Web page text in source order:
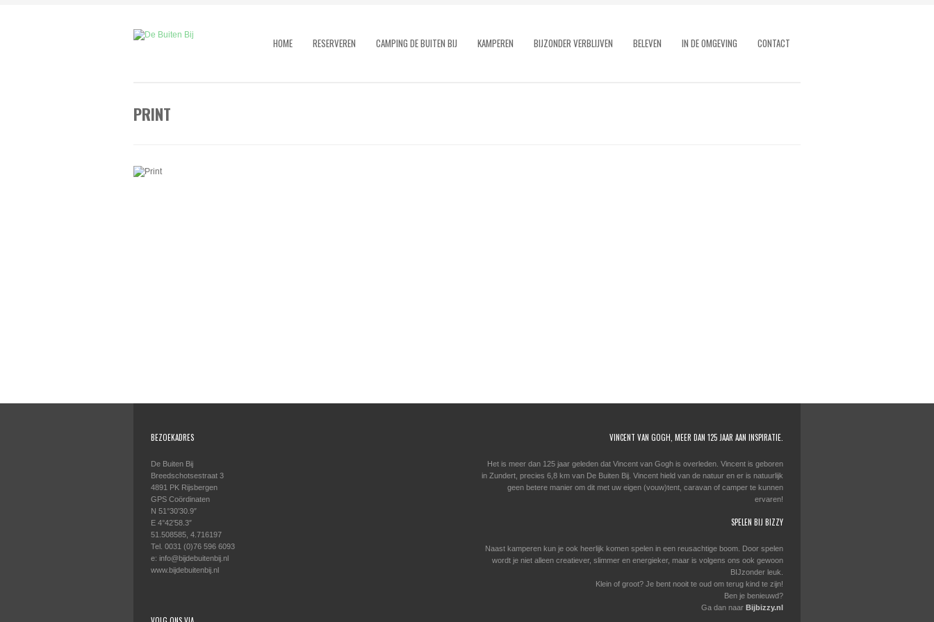
HOME RESERVEREN CAMPING DE BUITEN BIJ KAMPEREN BIJZONDER VERBLIJVEN BELEVEN IN DE OMGEVING CONTACT
PRINT
BEZOEKADRES
De Buiten Bij
Breedschotsestraat 3
4891 PK Rijsbergen
GPS Coördinaten
N 51°30’30.9″
E 4°42’58.3″
51.508585, 4.716197
Tel. 0031 (0)76 596 6093
e: info@bijdebuitenbij.nl
www.bijdebuitenbij.nl
VINCENT VAN GOGH, MEER DAN 125 JAAR AAN INSPIRATIE.
Het is meer dan 125 jaar geleden dat Vincent van Gogh is overleden. Vincent is geboren
in Zundert, precies 6,8 km van De Buiten Bij. Vincent hield van de natuur en er is natuurlijk
geen betere manier om dit met uw eigen (vouw)tent, caravan of camper te kunnen
ervaren!
SPELEN BIJ BIZZY
Naast kamperen kun je ook heerlijk komen spelen in een reusachtige boom. Door spelen
wordt je niet alleen creatiever, slimmer en energieker, maar is volgens ons ook gewoon
BIJzonder leuk.
Klein of groot? Je bent nooit te oud om terug kind te zijn!
Ben je benieuwd?
Ga dan naar Bijbizzy.nl